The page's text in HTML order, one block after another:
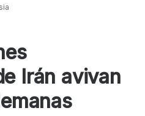
Irán avivan